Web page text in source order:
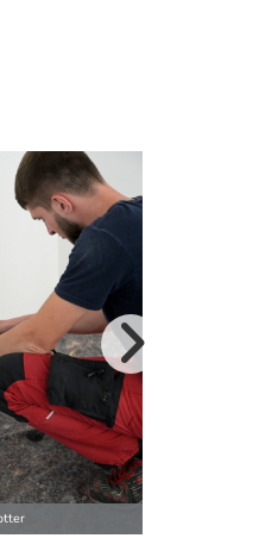
weitere Bilder>